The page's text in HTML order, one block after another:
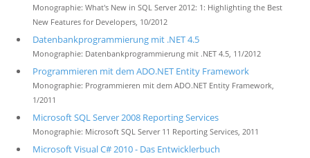
Monographie: What's New in SQL Server 2012: 1: Highlighting the Best
New Features for Developers, 10/2012
Datenbankprogrammierung mit .NET 4.5
Monographie: Datenbankprogrammierung mit .NET 4.5, 11/2012
Programmieren mit dem ADO.NET Entity Framework
Monographie: Programmieren mit dem ADO.NET Entity Framework,
1/2011
Microsoft SQL Server 2008 Reporting Services
Monographie: Microsoft SQL Server 11 Reporting Services, 2011
Microsoft Visual C# 2010 - Das Entwicklerbuch